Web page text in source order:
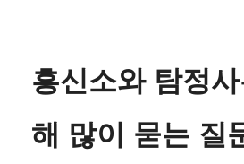
흥신소와 탐정
해 많이 묻는 질